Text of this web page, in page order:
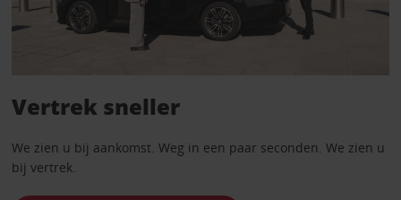
Vertrek sneller
We zien u bij aankomst. Weg in een paar seconden. We zien u
bij vertrek.